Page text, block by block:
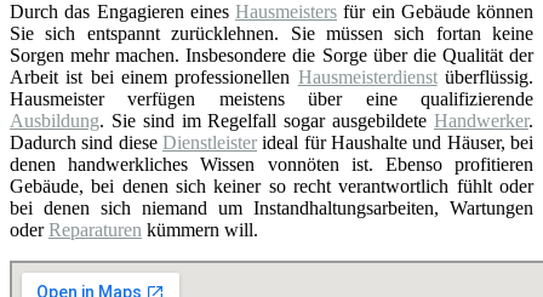
Durch das Engagieren eines Hausmeisters für ein Gebäude können
Sie sich entspannt zurücklehnen. Sie müssen sich fortan keine
Sorgen mehr machen. Insbesondere die Sorge über die Qualität der
Arbeit ist bei einem professionellen Hausmeisterdienstüberflüssig.
Hausmeister verfügen meistens über eine qualifizierende
Ausbildung. Sie sind im Regelfall sogar ausgebildete Handwerker.
Dadurch sind diese Dienstleister ideal für Haushalte und Häuser, bei
denen handwerkliches Wissen vonnöten ist. Ebenso profitieren
Gebäude, bei denen sich keiner so recht verantwortlich fühlt oder
bei denen sich niemand um Instandhaltungsarbeiten, Wartungen
oderReparaturen kümmern will.